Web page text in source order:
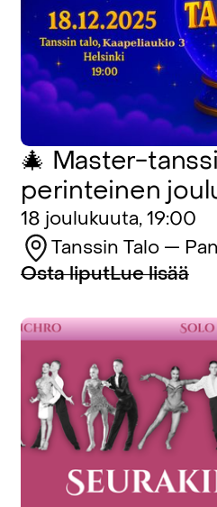
🎄 Master-
perinteinen
18 joulukuuta, 19:00
Tanssin Talo —
Osta liputLue lisää